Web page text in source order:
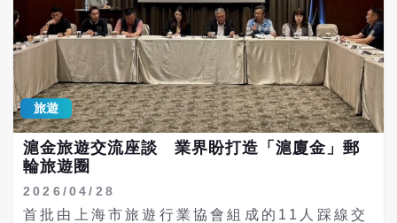
旅遊
滬金旅遊交流座談 業界盼打造「滬廈金」郵
輪旅遊圈
2026/04/28
首批由上海市旅遊行業協會組成的11人踩線交